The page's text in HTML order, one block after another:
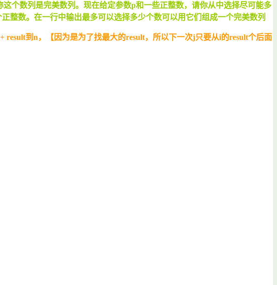
个数列是完美数列。现在给定参数p和一些正整数，请你从中选择尽可能多
整数。在一行中输出最多可以选择多少个数可以用它们组成一个完美数列
到n，【因为是为了找最大的result，所以下一次j只要从i的result个后面